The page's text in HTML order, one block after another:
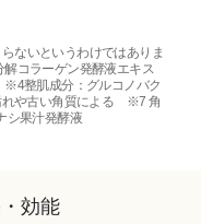
ないというわけではありま
解コラーゲン発酵液エキス
整肌成分：グルコノバク
や古い角質による ※7 角
シ果汁発酵液
効能